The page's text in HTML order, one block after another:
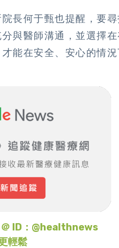
長何于甄也提醒，要
與醫師溝通，並選擇
能在安全、安心的情
＠ ID：@healthnews
輕鬆